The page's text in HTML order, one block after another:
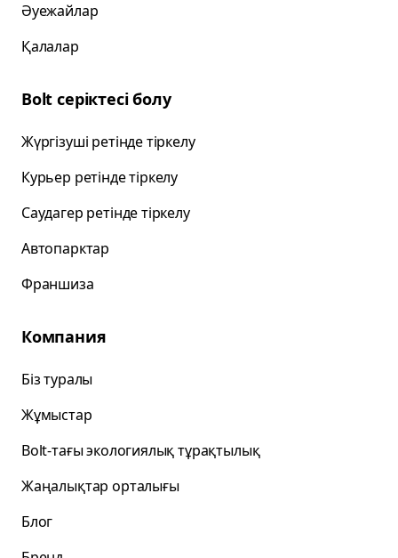
Әуежайлар
Қалалар
Bolt серіктесі болу
Жүргізуші ретінде тіркелу
Курьер ретінде тіркелу
Саудагер ретінде тіркелу
Автопарктар
Франшиза
Компания
Біз туралы
Жұмыстар
Bolt-тағы экологиялық тұрақтылық
Жаңалықтар орталығы
Блог